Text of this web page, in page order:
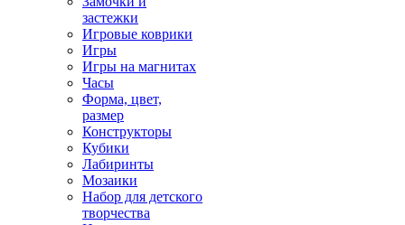
застежки
Игровые коврики
Игры
Игры на магнитах
Часы
Форма, цвет,
размер
Конструкторы
Кубики
Лабиринты
Мозаики
Набор для детского
творчества